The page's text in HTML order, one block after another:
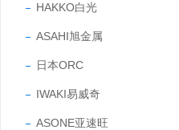
HAKKO白光
ASAHI旭金属
日本ORC
IWAKI易威奇
ASONE亚速旺